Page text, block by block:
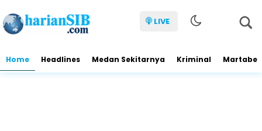
LIVE
Home Headlines Medan Sekitarnya Kriminal Martabe